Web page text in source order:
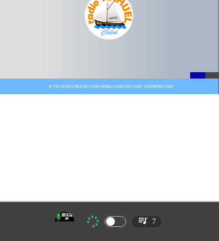
SITIO WEB CREADO CON MSBUILDER DE CMS-MSPRESS.COM
7